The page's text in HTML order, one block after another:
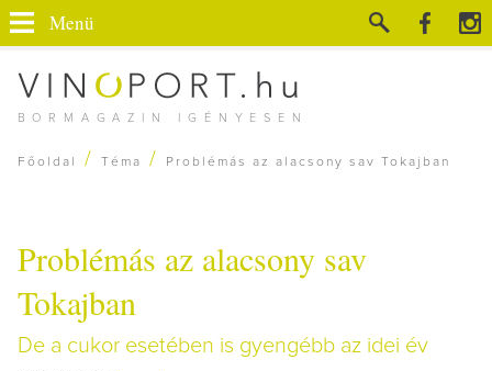
BORMAGAZIN IGÉNYESEN
Menü
Főoldal / Téma / Problémás az alacsony sav Tokajban
Problémás az alacsony sav
Tokajban
De a cukor esetében is gyengébb az idei év